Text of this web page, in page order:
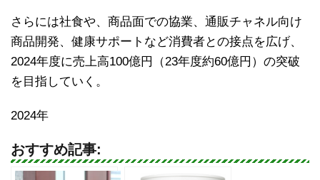
さらには社食や、商品面での協業、通販チャネル向け
商品開発、健康サポートなど消費者との接点を広げ、
2024年度に売上高100億円（23年度約60億円）の突破
を目指していく。
2024年
おすすめ記事: